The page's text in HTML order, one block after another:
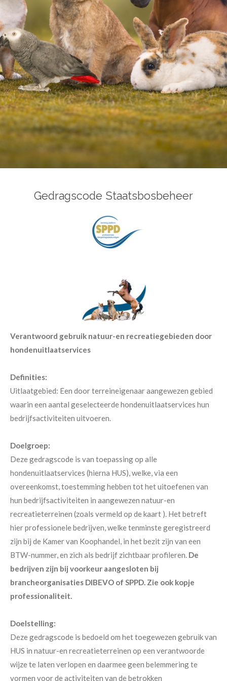
Gedragscode Staatsbosbeheer
Verantwoord gebruik natuur-en recreatiegebieden door
hondenuitlaatservices
Definities:
Uitlaatgebied: Een door terreineigenaar aangewezen gebied
waarin een aantal geselecteerde hondenuitlaatservices hun
bedrijfsactiviteiten uitvoeren.
Doelgroep:
Deze gedragscode is van toepassing op alle
hondenuitlaatservices (hierna HUS), welke, via een
overeenkomst, toestemming hebben tot het uitoefenen van
hun bedrijfsactiviteiten in aangewezen natuur-en
recreatieterreinen (zoals vermeld op de kaart ). Het betreft
hier professionele bedrijven, welke tenminste geregistreerd
zijn bij de Kamer van Koophandel, in het bezit zijn van een
BTW-nummer, en zich als bedrijf zichtbaar profileren. De
bedrijven zijn bij voorkeur aangesloten bij
brancheorganisaties DIBEVO of SPPD. Zie ook kopje
professionaliteit.
Doelstelling:
Deze gedragscode is bedoeld om het toegewezen gebruik van
HUS in natuur-en recreatieterreinen op een verantwoorde
wijze te laten verlopen en daarmee geen belemmering te
vormen voor de activiteiten van de betrokken